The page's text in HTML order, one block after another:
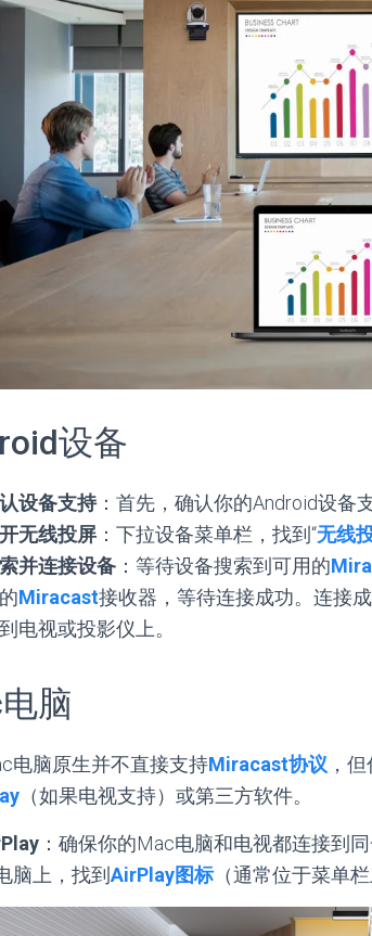
设备
设备支持：首先，确认你的Android设备
无线投屏 ：下拉设备菜单栏，找到“无线
并连接设备 ：等待设备搜索到可用的
Miracast接收器，等待连接成功。连接
到电视或投影仪上。
脑
电脑原生并不直接支持Miracast协议 ，
（如果电视支持）或第三方软件。
：确保你的Mac电脑和电视都连接到
脑上，找到 AirPlay图标（通常位于菜单